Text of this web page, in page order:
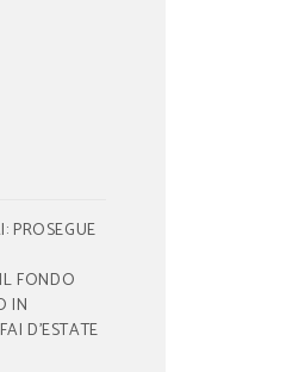
PROSEGUE
FONDO
IN
D’ESTATE